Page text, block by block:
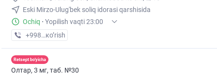
Eski Mirzo-Ulug'bek soliq idorasi qarshisida
Ochiq · Yopilish vaqti 23:00
+998 (99) XXX-XX-XX
кo’rish
Retsept bo'yicha
Олтар, 3 мг, таб. №30